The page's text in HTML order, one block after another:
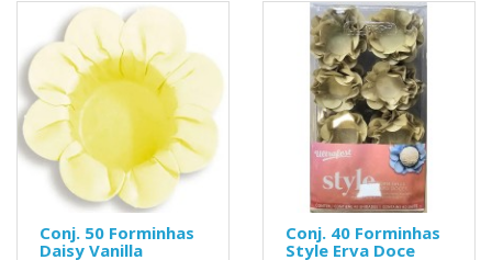
Conj. 50 Forminhas
Daisy Vanilla
Conj. 40 Forminhas
Style Erva Doce